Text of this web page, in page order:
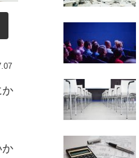
か
か